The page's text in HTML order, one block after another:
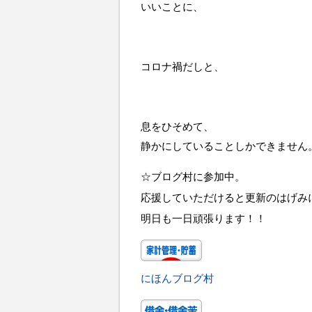
いいことに、
コロナ禍だしと、
息をひそめて、
静かにしていることしかできません。
☆ブログ村に参加中。
応援していただけると更新のはげみ
明日も一日頑張ります！！
にほんブログ村